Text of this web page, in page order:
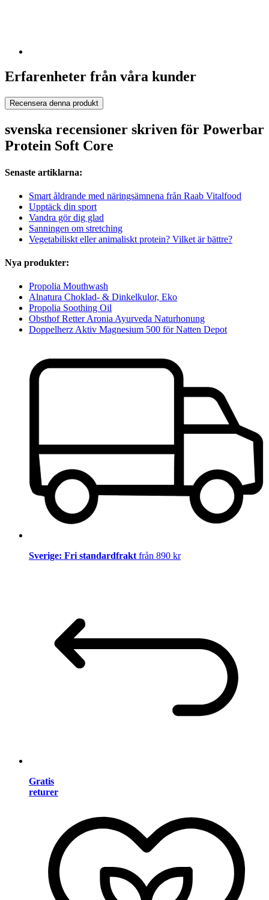
Erfarenheter från våra kunder
Recensera denna produkt
svenska recensioner skriven för Powerbar
Protein Soft Core
Senaste artiklarna:
Smart åldrande med näringsämnena från Raab Vitalfood
Upptäck din sport
Vandra gör dig glad
Sanningen om stretching
Vegetabiliskt eller animaliskt protein? Vilket är bättre?
Nya produkter:
Propolia Mouthwash
Alnatura Choklad- & Dinkelkulor, Eko
Propolia Soothing Oil
Obsthof Retter Aronia Ayurveda Naturhonung
Doppelherz Aktiv Magnesium 500 för Natten Depot
Sverige: Fri standardfrakt från 890 kr
Gratis
returer